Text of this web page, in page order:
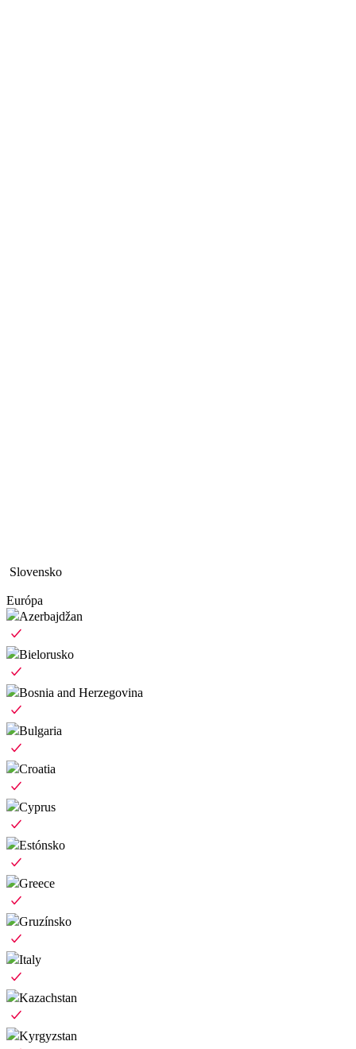
Slovensko
Európa
Azerbajdžan
Bielorusko
Bosnia and Herzegovina
Bulgaria
Croatia
Cyprus
Estónsko
Greece
Gruzínsko
Italy
Kazachstan
Kyrgyzstan